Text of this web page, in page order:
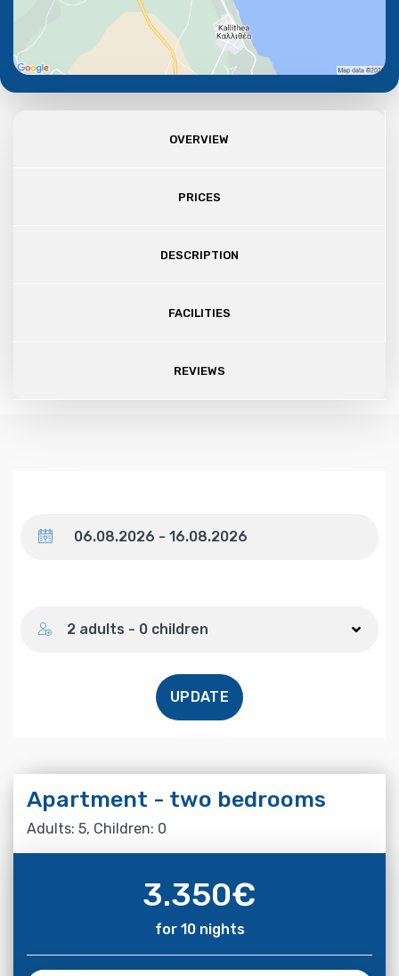
OVERVIEW
PRICES
DESCRIPTION
FACILITIES
REVIEWS
2 adults - 0 children
UPDATE
Apartment - two bedrooms
Adults: 5, Children: 0
3.350€
for 10 nights